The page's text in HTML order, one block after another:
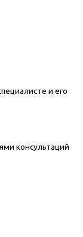
и его
консультаций